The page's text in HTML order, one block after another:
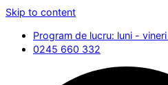
Skip to content
Program de lucru: luni -
0245 660 332